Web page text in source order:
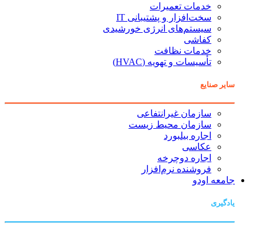
خدمات تعمیرات
سخت‌افزار و پشتیبانی IT
سیستم‌های انرژی خورشیدی
کفاشی
خدمات نظافت
تأسیسات و تهویه (HVAC)
سایر صنایع
سازمان غیرانتفاعی
سازمان محیط زیست
اجاره بیلبورد
عکاسی
اجاره دوچرخه
فروشنده نرم‌افزار
جامعه اودو
یادگیری